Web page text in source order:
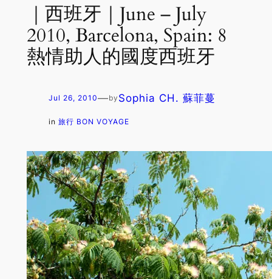
｜西班牙｜June – July
2010, Barcelona, Spain: 8
熱情助人的國度西班牙
Jul 26, 2010—by Sophia CH. 蘇菲蔓
in 旅行 BON VOYAGE